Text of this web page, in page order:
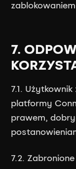
7.
7.1.
platformy
prawem,
7.2.